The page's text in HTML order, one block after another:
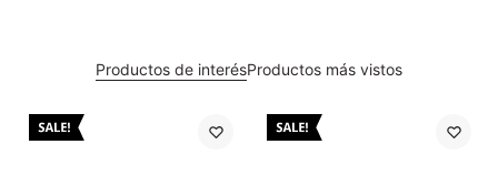
Productos de interésProductos más vistos